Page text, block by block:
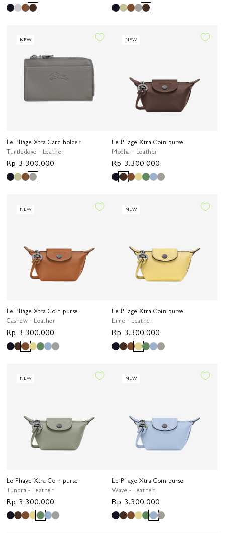
reguler
reguler
NEW
Le Pliage Xtra Card holder
Turtledove - Leather
Harga
reguler
Rp 3.300.000
NEW
Le Pliage Xtra Coin purse
Mocha - Leather
Harga
reguler
Rp 3.300.000
NEW
Le Pliage Xtra Coin purse
Cashew - Leather
Harga
reguler
Rp 3.300.000
NEW
Le Pliage Xtra Coin purse
Lime - Leather
Harga
reguler
Rp 3.300.000
NEW
Le Pliage Xtra Coin purse
Tundra - Leather
Harga
reguler
Rp 3.300.000
NEW
Le Pliage Xtra Coin purse
Wave - Leather
Harga
reguler
Rp 3.300.000